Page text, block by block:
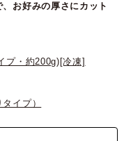
お好みの厚さにカット
プ・約200g)[冷凍]
イプ）